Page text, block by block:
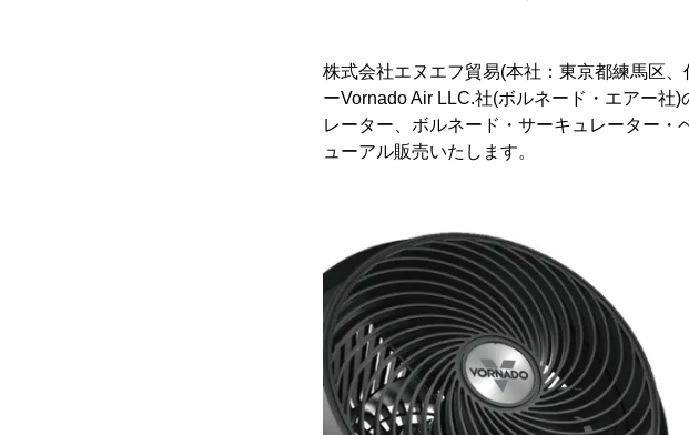
株式会社エヌエフ貿易(本社：東京都練馬区
ーVornado Air LLC.社(ボルネード・エアー社
レーター、ボルネード・サーキュレーター
ューアル販売いたします。